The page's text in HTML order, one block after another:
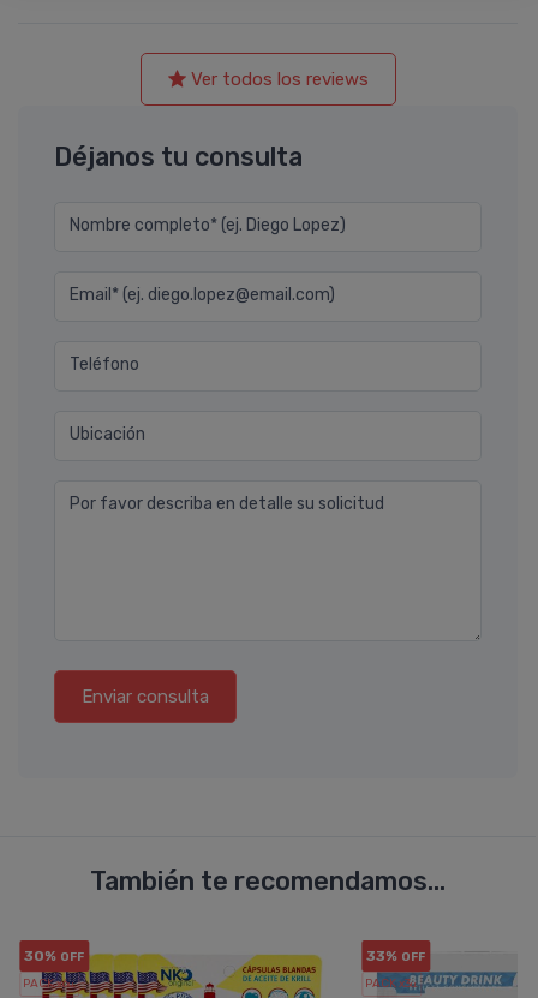
Ver todos los reviews
Déjanos tu consulta
Nombre completo* (ej. Diego Lopez)
Email* (ej. diego.lopez@email.com)
Teléfono
Ubicación
Por favor describa en detalle su solicitud
Enviar consulta
También te recomendamos...
30% OFF
PACK x6u.
33% OFF
PACK x3u.